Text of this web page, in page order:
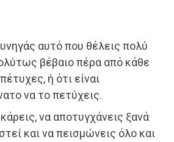
αυτό που θέλεις πολύ
βέβαιο πέρα από κάθε
ή ότι είναι
να το πετύχεις.
να αποτυγχάνεις ξανά
και να πεισμώνεις όλο και